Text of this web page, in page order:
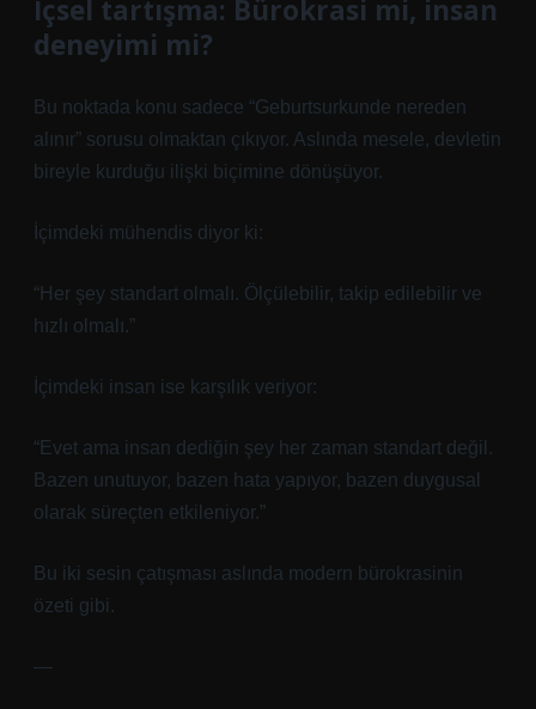
İçsel tartışma: Bürokrasi mi, insan
deneyimi mi?
Bu noktada konu sadece “Geburtsurkunde nereden
alınır” sorusu olmaktan çıkıyor. Aslında mesele, devletin
bireyle kurduğu ilişki biçimine dönüşüyor.
İçimdeki mühendis diyor ki:
“Her şey standart olmalı. Ölçülebilir, takip edilebilir ve
hızlı olmalı.”
İçimdeki insan ise karşılık veriyor:
“Evet ama insan dediğin şey her zaman standart değil.
Bazen unutuyor, bazen hata yapıyor, bazen duygusal
olarak süreçten etkileniyor.”
Bu iki sesin çatışması aslında modern bürokrasinin
özeti gibi.
—